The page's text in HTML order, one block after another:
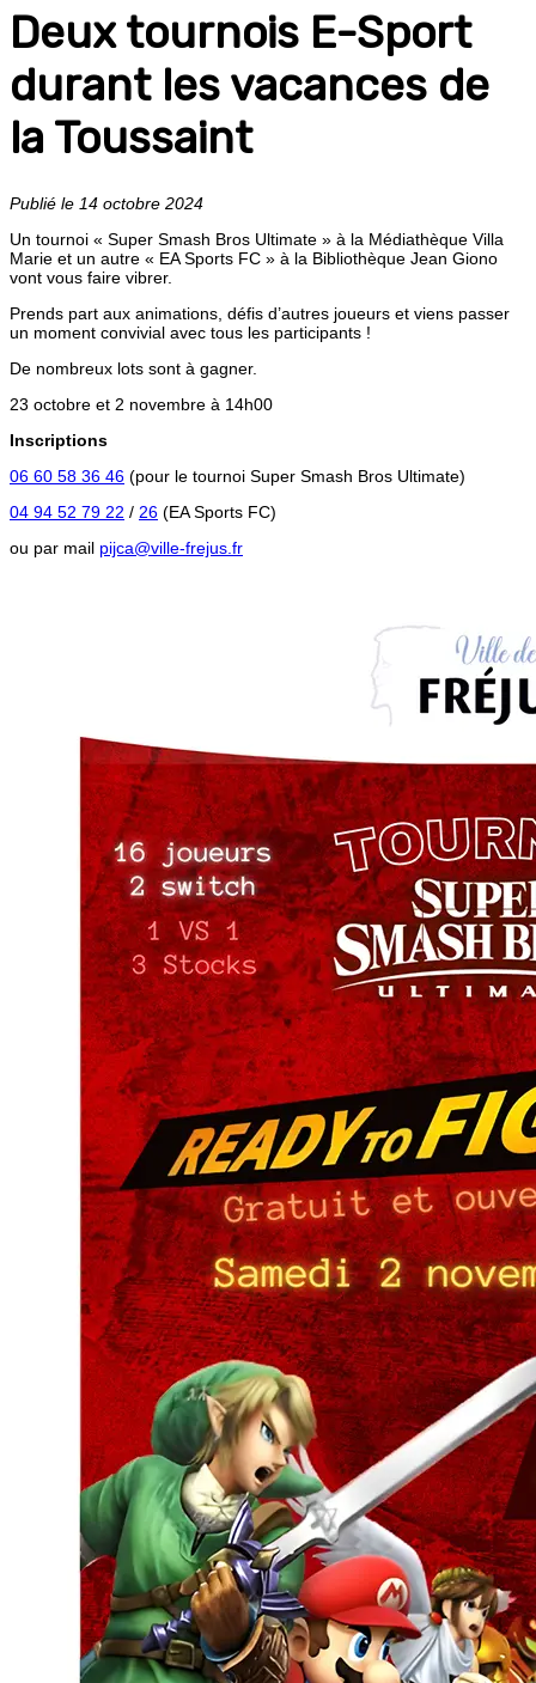
Deux tournois E-Sport
durant les vacances de
la Toussaint
Publié le 14 octobre 2024
Un tournoi « Super Smash Bros Ultimate » à la Médiathèque Villa
Marie et un autre « EA Sports FC » à la Bibliothèque Jean Giono
vont vous faire vibrer.
Prends part aux animations, défis d’autres joueurs et viens passer
un moment convivial avec tous les participants !
De nombreux lots sont à gagner.
23 octobre et 2 novembre à 14h00
Inscriptions
06 60 58 36 46 (pour le tournoi Super Smash Bros Ultimate)
04 94 52 79 22 / 26 (EA Sports FC)
ou par mail pijca@ville-frejus.fr